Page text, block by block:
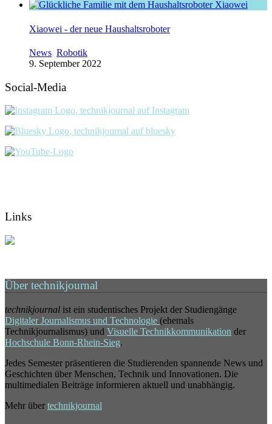
Xiaowei - der neue Haushaltsroboter
News, Robotik
9. September 2022
Social-Media
Links
Über technikjournal
technikjournal ist ein studentisches Projekt der Studiengänge
Digitaler Journalismus und Technologie (ehemals
Technikjournalismus) und Visuelle Technikkommunikation der
Hochschule Bonn-Rhein-Sieg.
Jedes Semester präsentieren die Studierenden spannende News und
Geschichten über Menschen, Technik und Innovationen. Die
multimedialen Beiträge informieren aktuell und unabhängig.
Mehr über technikjournal